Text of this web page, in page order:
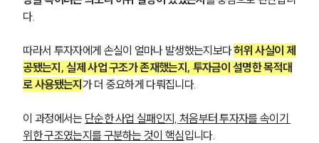
다.
따라서 투자자에게 손실이 얼마나 발생했는지보다 허위 사실이 제
공됐는지, 실제 사업 구조가 존재했는지, 투자금이 설명한 목적대
로 사용됐는지가 더 중요하게 다뤄집니다.
이 과정에서는 단순한 사업 실패인지, 처음부터 투자자를 속이기
위한 구조였는지를 구분하는 것이 핵심입니다.